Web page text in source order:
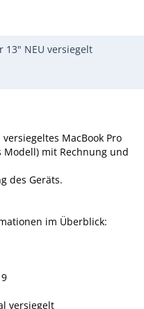
13" NEU versiegelt
MacBook Pro
Modell) mit Rechnung und
des Geräts.
im Überblick:
versiegelt